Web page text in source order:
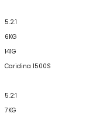
5.2:1
6KG
141G
Caridina 1500S
5.2:1
7KG